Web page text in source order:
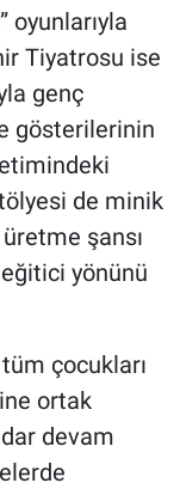
oyunlarıyla
Tiyatrosu ise
genç
gösterilerinin
de minik
şansı
yönünü
çocukları
ortak
devam